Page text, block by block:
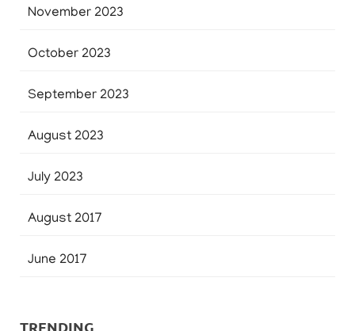
November 2023
October 2023
September 2023
August 2023
July 2023
August 2017
June 2017
TRENDING